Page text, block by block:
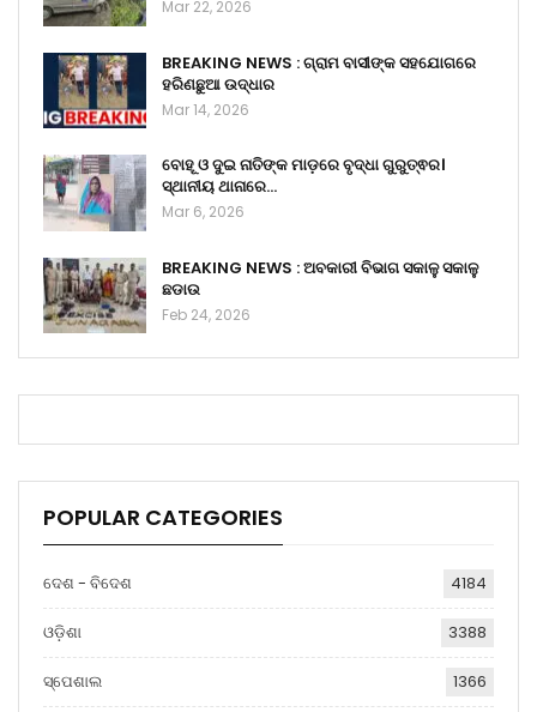
Mar 22, 2026
BREAKING NEWS : ଗ୍ରାମ ବାସୀଙ୍କ ସହଯୋଗରେ
ହରିଣଛୁଆ ଉଦ୍ଧାର
Mar 14, 2026
ବୋହୂ ଓ ଦୁଇ ନାତିଙ୍କ ମାଡ଼ରେ ବୃଦ୍ଧା ଗୁରୁତ୍ଵର।
ସ୍ଥାନୀୟ ଥାନାରେ…
Mar 6, 2026
BREAKING NEWS : ଅବକାରୀ ବିଭାଗ ସକାଳୁ ସକାଳୁ
ଛଡାଉ
Feb 24, 2026
POPULAR CATEGORIES
ଦେଶ - ବିଦେଶ 4184
ଓଡ଼ିଶା 3388
ସ୍ପେଶାଲ 1366